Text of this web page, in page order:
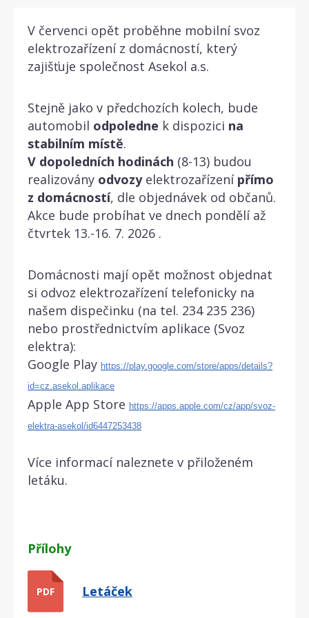
V červenci opět proběhne mobilní svoz
elektrozařízení z domácností, který
zajišťuje společnost Asekol a.s.
Stejně jako v předchozích kolech, bude
automobil odpoledne k dispozici na
stabilním místě.
V dopoledních hodinách (8-13) budou
realizovány odvozyelektrozařízení přímo
z domácností, dle objednávek od občanů.
Akce bude probíhat ve dnech pondělí až
čtvrtek 13.-16. 7. 2026 .
Domácnosti mají opět možnost objednat
si odvoz elektrozařízení telefonicky na
našem dispečinku (na tel. 234 235 236)
nebo prostřednictvím aplikace (Svoz
elektra):
Google Play https://play.google.com/store/apps/details?
id=cz.asekol.aplikace
Apple App Store https://apps.apple.com/cz/app/svoz-
elektra-asekol/id6447253438
Více informací naleznete v přiloženém
letáku.
Přílohy
PDF Letáček